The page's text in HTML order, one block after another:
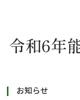
令和6年
お知らせ